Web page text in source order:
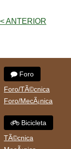
< ANTERIOR
Foro
Foro/TÃ©cnica
Foro/MecÃ¡nica
Bicicleta
TÃ©cnica